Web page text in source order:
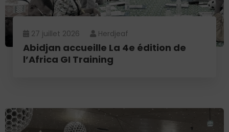
27 juillet 2026 Herdjeaf
Abidjan accueille La 4e édition de
l’Africa GI Training